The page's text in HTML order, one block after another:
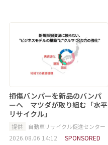
損傷バンパーを新品のバンパ
ーへ マツダが取り組む「水平
リサイクル」
提供 自動車リサイクル促進センター
2026.08.06 14:12
SPONSORED